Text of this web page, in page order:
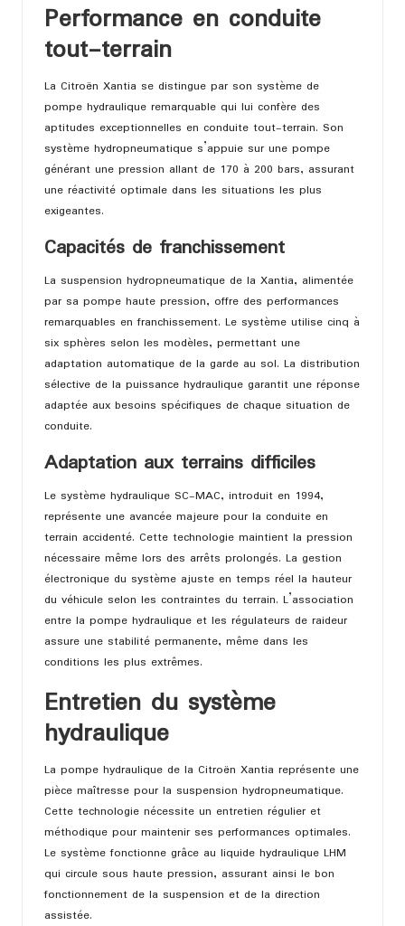
Performance en conduite
tout-terrain
La Citroën Xantia se distingue par son système de
pompe hydraulique remarquable qui lui confère des
aptitudes exceptionnelles en conduite tout-terrain. Son
système hydropneumatique s’appuie sur une pompe
générant une pression allant de 170 à 200 bars, assurant
une réactivité optimale dans les situations les plus
exigeantes.
Capacités de franchissement
La suspension hydropneumatique de la Xantia, alimentée
par sa pompe haute pression, offre des performances
remarquables en franchissement. Le système utilise cinq à
six sphères selon les modèles, permettant une
adaptation automatique de la garde au sol. La distribution
sélective de la puissance hydraulique garantit une réponse
adaptée aux besoins spécifiques de chaque situation de
conduite.
Adaptation aux terrains difficiles
Le système hydraulique SC-MAC, introduit en 1994,
représente une avancée majeure pour la conduite en
terrain accidenté. Cette technologie maintient la pression
nécessaire même lors des arrêts prolongés. La gestion
électronique du système ajuste en temps réel la hauteur
du véhicule selon les contraintes du terrain. L’association
entre la pompe hydraulique et les régulateurs de raideur
assure une stabilité permanente, même dans les
conditions les plus extrêmes.
Entretien du système
hydraulique
La pompe hydraulique de la Citroën Xantia représente une
pièce maîtresse pour la suspension hydropneumatique.
Cette technologie nécessite un entretien régulier et
méthodique pour maintenir ses performances optimales.
Le système fonctionne grâce au liquide hydraulique LHM
qui circule sous haute pression, assurant ainsi le bon
fonctionnement de la suspension et de la direction
assistée.